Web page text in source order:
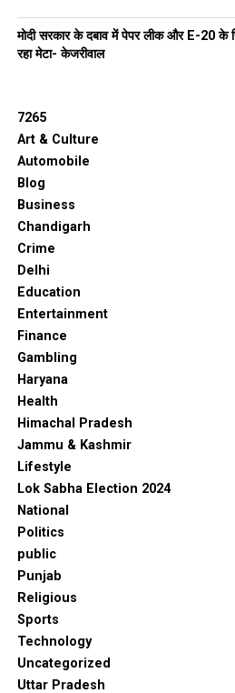
मोदी सरकार के दबाव में पेपर लीक और E-20 के
रहा मेटा- केजरीवाल
7265
Art & Culture
Automobile
Blog
Business
Chandigarh
Crime
Delhi
Education
Entertainment
Finance
Gambling
Haryana
Health
Himachal Pradesh
Jammu & Kashmir
Lifestyle
Lok Sabha Election 2024
National
Politics
public
Punjab
Religious
Sports
Technology
Uncategorized
Uttar Pradesh